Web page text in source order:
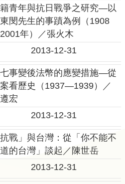
青年與抗日戰爭之研究—以
閔先生的事蹟為例（1908
年）／張火木
2013-12-31
事變後法幣的應變措施—從
看歷史（1937—1939）／
宏
2013-12-31
抗戰」與台灣：從「你不能不
的台灣」談起／陳世岳
2013-12-31